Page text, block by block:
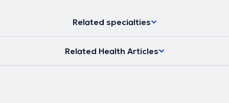
Related specialties
Related Health Articles